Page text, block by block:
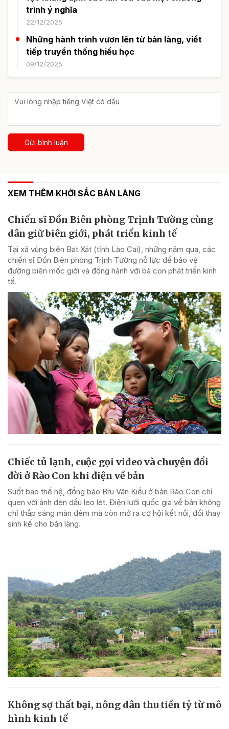
trình ý nghĩa
22/12/2025
Những hành trình vươn lên từ bản làng, viết
tiếp truyền thống hiếu học
09/12/2025
Gửi bình luận
XEM THÊM KHỞI SẮC BẢN LÀNG
Chiến sĩ Đồn Biên phòng Trịnh Tường cùng
dân giữ biên giới, phát triển kinh tế
Tại xã vùng biên Bát Xát (tỉnh Lào Cai), những năm qua, các
chiến sĩ Đồn Biên phòng Trịnh Tường nỗ lực để bảo vệ
đường biên mốc giới và đồng hành với bà con phát triển kinh
tế.
Chiếc tủ lạnh, cuộc gọi video và chuyện đổi
đời ở Rào Con khi điện về bản
Suốt bao thế hệ, đồng bào Bru Vân Kiều ở bản Rào Con chỉ
quen với ánh đèn dầu leo lét. Điện lưới quốc gia về bản không
chỉ thắp sáng màn đêm mà còn mở ra cơ hội kết nối, đổi thay
sinh kế cho bản làng.
Không sợ thất bại, nông dân thu tiền tỷ từ mô
hình kinh tế